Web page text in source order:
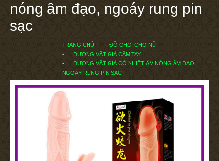
nóng âm đạo, ngoáy rung pin
sạc
TRANG CHỦ
ĐỒ CHƠI CHO NỮ
DƯƠNG VẬT GIẢ CẦM TAY
DƯƠNG VẬT GIẢ CÓ NHIỆT ẤM NÓNG ÂM ĐẠO,
NGOÁY RUNG PIN SẠC